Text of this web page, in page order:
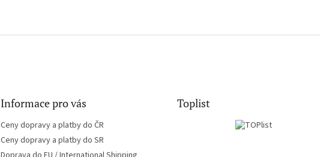
Informace pro vás
Ceny dopravy a platby do ČR
Ceny dopravy a platby do SR
Toplist